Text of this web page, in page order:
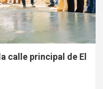
calle principal de El